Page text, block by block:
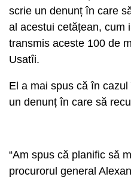
scrie un denunț în care
al acestui cetățean, cum
transmis aceste 100 de
Usatîi.
El a mai spus că în
un denunț în care să
“Am spus că planific să
procurorul general